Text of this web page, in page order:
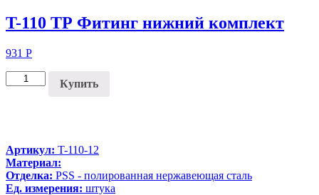
T-110 ТР Фитинг нижний комплект
931 Р
Купить
Артикул: T-110-12
Материал:
Отделка: PSS - полированная нержавеющая сталь
Ед. измерения: штука